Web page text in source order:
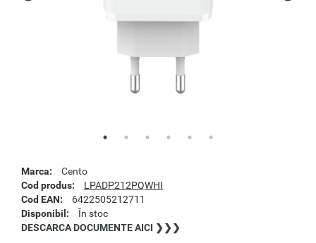
Marca:
Cento
Cod produs:
LPADP212PQWHI
Cod EAN:
6422505212711
Disponibil:
În stoc
DESCARCA DOCUMENTE AICI ❯❯❯